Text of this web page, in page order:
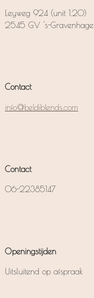
Leyweg 924 (unit 1.20)
2545 GV 's-Gravenhage
Contact
info@beldiblends.com
Contact
06-22385147
Openingstijden
Uitsluitend op afspraak